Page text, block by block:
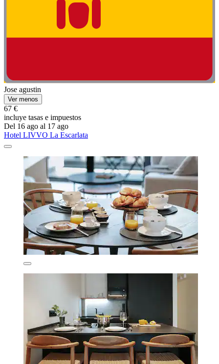
Jose agustin
Ver menos
67 €
incluye tasas e impuestos
Del 16 ago al 17 ago
Hotel LIVVO La Escarlata